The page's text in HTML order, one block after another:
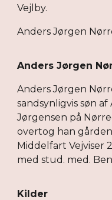
Vejlby.
Anders Jørgen
Anders Jørgen
Anders Jørgen
sandsynligvis søn af
Jørgensen på
overtog han
Middelfart Vejviser
med stud. med.
Kilder